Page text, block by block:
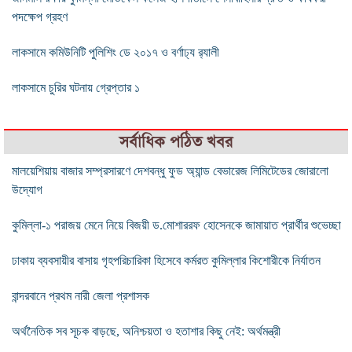
পদক্ষেপ গ্রহণ
লাকসামে কমিউনিটি পুলিশিং ডে ২০১৭ ও বর্ণাঢ্য র‌্যালী
লাকসামে চুরির ঘটনায় গ্রেপ্তার ১
সর্বাধিক পঠিত খবর
মালয়েশিয়ায় বাজার সম্প্রসারণে দেশবন্ধু ফুড অ্যান্ড বেভারেজ লিমিটেডের জোরালো
উদ্যোগ
কুমিল্লা-১ পরাজয় মেনে নিয়ে বিজয়ী ড.মোশাররফ হোসেনকে জামায়াত প্রার্থীর শুভেচ্ছা
ঢাকায় ব্যবসায়ীর বাসায় গৃহপরিচারিকা হিসেবে কর্মরত কুমিল্লার কিশোরীকে নির্যাতন
বান্দরবানে প্রথম নারী জেলা প্রশাসক
অর্থনৈতিক সব সূচক বাড়ছে, অনিশ্চয়তা ও হতাশার কিছু নেই: অর্থমন্ত্রী